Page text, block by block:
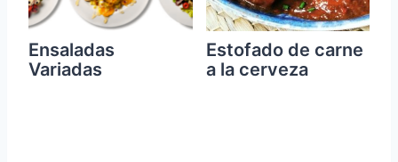
Ensaladas
Variadas
Estofado de carne
a la cerveza